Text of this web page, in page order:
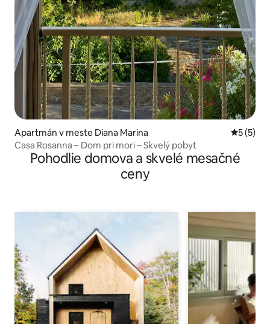
Apartmán v meste Diana Marina
5 (5)
Casa Rosanna – Dom pri mori – Skvelý pobyt
Pohodlie domova a skvelé mesačné
ceny